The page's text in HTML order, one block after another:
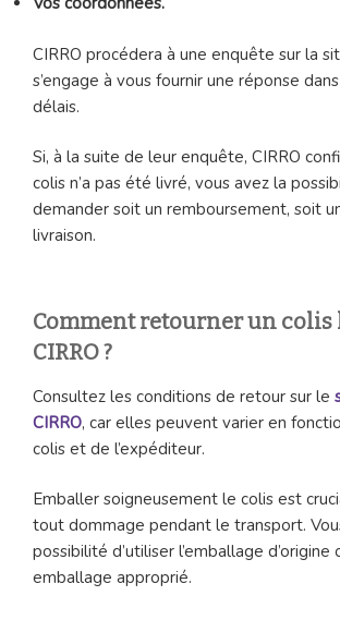
CIRRO procédera à une enquête sur la
s’engage à vous fournir une réponse
délais.
Si, à la suite de leur enquête, CIRRO
colis n’a pas été livré, vous avez la
demander soit un remboursement, soit
livraison.
Comment retourner un colis
CIRRO ?
Consultez les conditions de retour sur le
CIRRO, car elles peuvent varier en
colis et de l’expéditeur.
Emballer soigneusement le colis est
tout dommage pendant le transport.
possibilité d’utiliser l’emballage
emballage approprié.